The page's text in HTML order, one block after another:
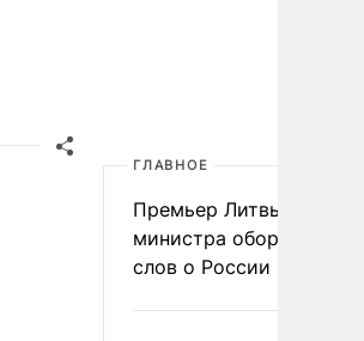
ГЛАВНОЕ
Премьер Литвы осадил
министра обороны из-
слов о России